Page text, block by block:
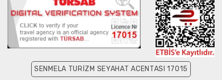
SENMELA TURİZM SEYAHAT ACENTASI 17015